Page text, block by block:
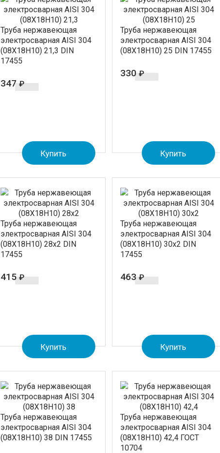
Труба нержавеющая
электросварная AISI 304
(08Х18Н10) 21,3 DIN
17455
347 ₽
Купить
Труба нержавеющая
электросварная AISI 304
(08Х18Н10) 25 DIN 17455
330 ₽
Купить
Труба нержавеющая
электросварная AISI 304
(08Х18Н10) 28x2 DIN
17455
415 ₽
Купить
Труба нержавеющая
электросварная AISI 304
(08Х18Н10) 30x2 DIN
17455
463 ₽
Купить
Труба нержавеющая
электросварная AISI 304
(08Х18Н10) 38 DIN 17455
Труба нержавеющая
электросварная AISI 304
(08Х18Н10) 42,4 ГОСТ
10704